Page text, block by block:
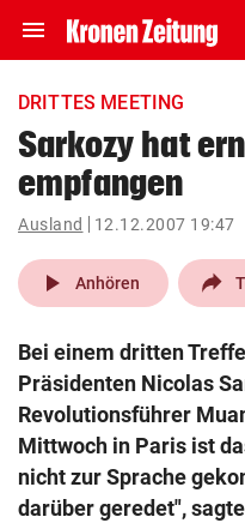
menu Navigation
ein-/ausklappen
account_circle Anmelden
pin_drop
Wien
search
Suchbegriff
eingeben
DRITTES MEETING
Sarkozy hat
empfangen
Ausland 12.12.2007 19:47
play_arrow Anhören
Bei einem dritten
Präsidenten Nicolas
Revolutionsführer
Mittwoch in Paris ist
nicht zur Sprache
darüber geredet",